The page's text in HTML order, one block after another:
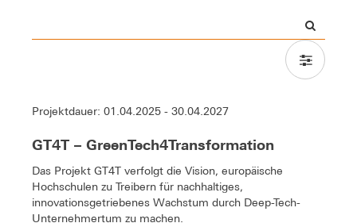
Projektdauer: 01.04.2025 - 30.04.2027
GT4T – GreenTech4Transformation
Das Projekt GT4T verfolgt die Vision, europäische
Hochschulen zu Treibern für nachhaltiges,
innovationsgetriebenes Wachstum durch Deep-Tech-
Unternehmertum zu machen.